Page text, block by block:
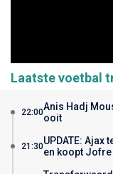
Laatste voetbal
22:00Anis Hadj
ooit
21:30UPDATE: Ajax
en koopt